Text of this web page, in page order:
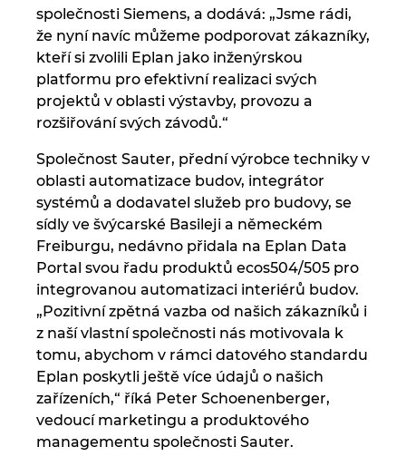
společnosti Siemens, a dodává: „Jsme rádi,
že nyní navíc můžeme podporovat zákazníky,
kteří si zvolili Eplan jako inženýrskou
platformu pro efektivní realizaci svých
projektů v oblasti výstavby, provozu a
rozšiřování svých závodů.“
Společnost Sauter, přední výrobce techniky v
oblasti automatizace budov, integrátor
systémů a dodavatel služeb pro budovy, se
sídly ve švýcarské Basileji a německém
Freiburgu, nedávno přidala na Eplan Data
Portal svou řadu produktů ecos504/505 pro
integrovanou automatizaci interiérů budov.
„Pozitivní zpětná vazba od našich zákazníků i
z naší vlastní společnosti nás motivovala k
tomu, abychom v rámci datového standardu
Eplan poskytli ještě více údajů o našich
zařízeních,“ říká Peter Schoenenberger,
vedoucí marketingu a produktového
managementu společnosti Sauter.
Slovensko
Slovinsko
Srbsko
Španělsko
Švédsko
Švýcarsko
Thajsko
Turecko